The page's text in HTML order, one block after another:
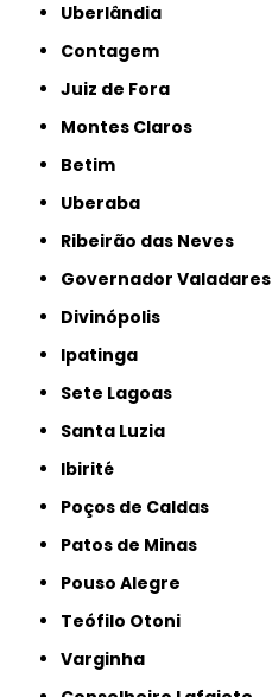
Uberlândia
Contagem
Juiz de Fora
Montes Claros
Betim
Uberaba
Ribeirão das Neves
Governador Valadares
Divinópolis
Ipatinga
Sete Lagoas
Santa Luzia
Ibirité
Poços de Caldas
Patos de Minas
Pouso Alegre
Teófilo Otoni
Varginha